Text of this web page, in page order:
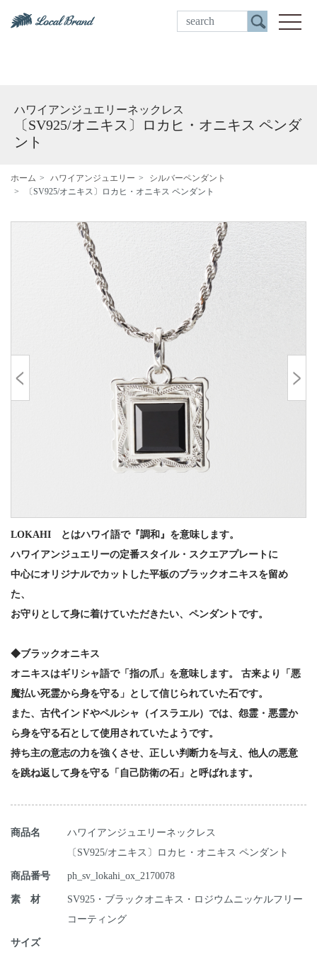
ご来店予約
ハワイアンジュエリーネックレス
〔SV925/オニキス〕ロカヒ・オニキス ペンダ
ント
ホーム ハワイアンジュエリー
シルバーペンダント
〔SV925/オニキス〕ロカヒ・オニキス ペンダント
LOKAHI とはハワイ語で『調和』を意味します。
ハワイアンジュエリーの定番スタイル・スクエアプレートに
中心にオリジナルでカットした平板のブラックオニキスを留め
た、
お守りとして身に着けていただきたい、ペンダントです。
◆ブラックオニキス
オニキスはギリシャ語で「指の爪」を意味します。 古来より「悪
魔払い死霊から身を守る」として信じられていた石です。
また、古代インドやペルシャ（イスラエル）では、怨霊・悪霊か
ら身を守る石として使用されていたようです。
持ち主の意志の力を強くさせ、正しい判断力を与え、他人の悪意
を跳ね返して身を守る「自己防衛の石」と呼ばれます。
商品名
ハワイアンジュエリーネックレス
〔SV925/オニキス〕ロカヒ・オニキス ペンダント
商品番号 ph_sv_lokahi_ox_2170078
素 材
SV925・ブラックオニキス・ロジウムニッケルフリー
コーティング
サイズ